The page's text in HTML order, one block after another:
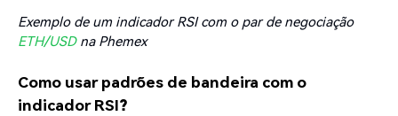
Exemplo de um indicador RSI com o par de negociação
ETH/USDna Phemex
Como usar padrões de bandeira com o
indicador RSI?